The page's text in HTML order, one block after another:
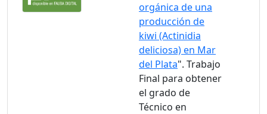
orgánica de una
producción de
kiwi (Actinidia
deliciosa) en Mar
del Plata". Trabajo
Final para obtener
el grado de
Técnico en